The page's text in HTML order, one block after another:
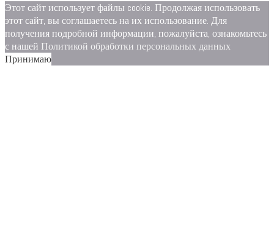
Этот сайт использует файлы cookie. Продолжая использовать
этот сайт, вы соглашаетесь на их использование. Для
получения подробной информации, пожалуйста, ознакомьтесь
с нашей Политикой обработки персональных данных
Принимаю